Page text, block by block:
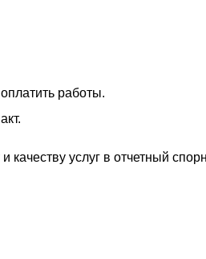
работы.
услуг в отчетный